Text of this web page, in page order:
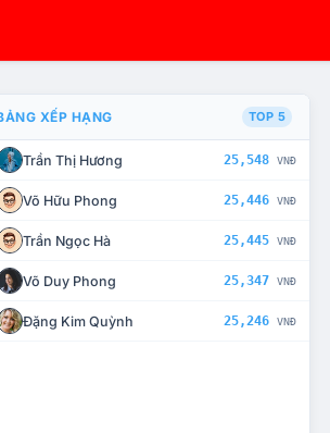
CHẾ TÀI XỬ LÝ VI PHẠM
XẾP HẠNG TOP 5
Trần Thị Hương 25,548 VNĐ
Võ Hữu Phong 25,446 VNĐ
Trần Ngọc Hà 25,445 VNĐ
Võ Duy Phong 25,347 VNĐ
Đặng Kim Quỳnh 25,246 VNĐ